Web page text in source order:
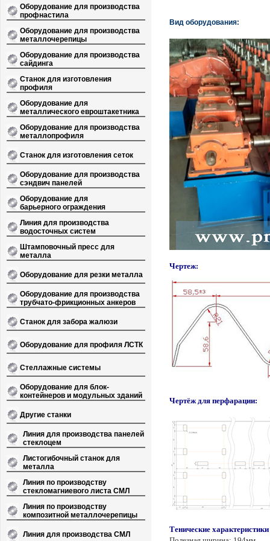
Оборудование для производства
профнастила
Оборудование для производства
металлочерепицы
Оборудование для производства
сайдинга
Станок для изготовления
профиля
Оборудование для
металлического евроштакетника
Оборудование для производства
металлопрофиля
Станок для изготовления сеток
Оборудование для производства
сэндвич панелей
Оборудование для
барьерного ограждения
Линия для производства
водосточных систем
Штамповочный пресс для
металла
Оборудование для резки металла
Оборудование для производства
трубчато-фрикционных анкеров
Станок для забора жалюзи
Оборудование для профиля ЛСТК
Стеллажные системы
Оборудование для блок-
контейнеров и модульных зданий
Другие станки
Линия для производства панелей
стеклоцем
Листогибочный станок для
металла
Линия по производству
стекломагниевого листа СМЛ
Линия по производству
композитной металлочерепицы
Линия для производства СМЛ
Вид оборудования:
Чертеж:
Чертёж для перфарации:
Тенические характеристики